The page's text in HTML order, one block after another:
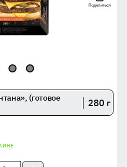
Поделиться
(готовое
280 г